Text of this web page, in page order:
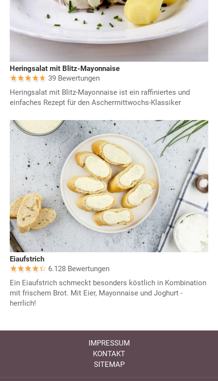
Heringsalat mit Blitz-Mayonnaise
39 Bewertungen
Heringsalat mit Blitz-Mayonnaise ist ein raffiniertes und
einfaches Rezept für den Aschermittwochs-Klassiker
Eiaufstrich
6.128 Bewertungen
Ein Eiaufstrich schmeckt besonders köstlich in Kombination
mit frischem Brot. Mit Eier, Mayonnaise und Joghurt -
herrlich!
IMPRESSUM
KONTAKT
SITEMAP